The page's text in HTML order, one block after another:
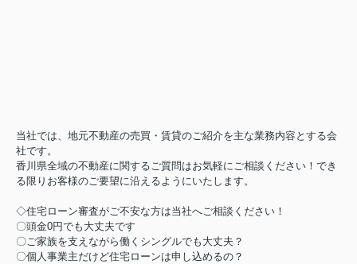
当社では、地元不動産の売買・賃貸のご紹介を主な業務内容とする会
社です。
香川県全域の不動産に関するご質問はお気軽にご相談ください！でき
る限りお客様のご要望に沿えるようにいたします。
◇住宅ローン審査がご不安な方は当社へご相談ください！
〇頭金0円でも大丈夫です
〇ご家族を支えながら働くシングルでも大丈夫？
〇個人事業主だけど住宅ローンは申し込めるの？